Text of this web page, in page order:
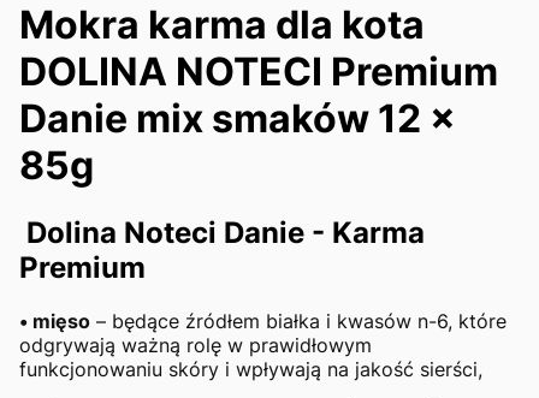
Mokra karma dla kota
DOLINA NOTECI Premium
Danie mix smaków 12 x
85g
Dolina Noteci Danie - Karma
Premium
• mięso – będące źródłem białka i kwasów n-6, które
odgrywają ważną rolę w prawidłowym
funkcjonowaniu skóry i wpływają na jakość sierści,